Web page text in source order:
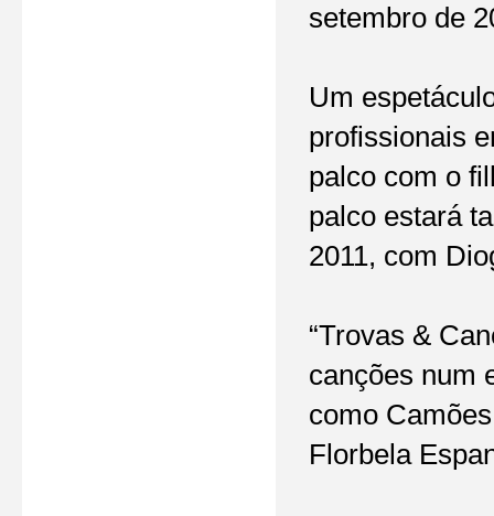
setembro de
Um
profissionais
palco com o
palco estará
2011, com
“Trovas &
canções num
como
Florbela